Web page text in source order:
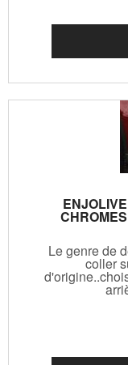
Le genre de
coller